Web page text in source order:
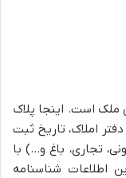
است. اینجا پلاک
املاک، تاریخ ثبت
تجاری، باغ و…) با
شناسنامه